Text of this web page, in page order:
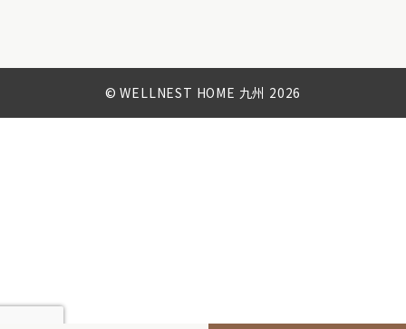
© WELLNEST HOME 九州 2026